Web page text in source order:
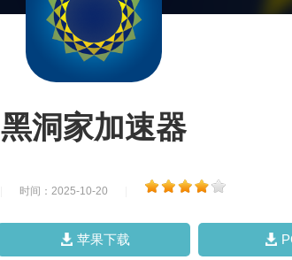
黑洞家加速器
时间：2025-10-20
苹果下载